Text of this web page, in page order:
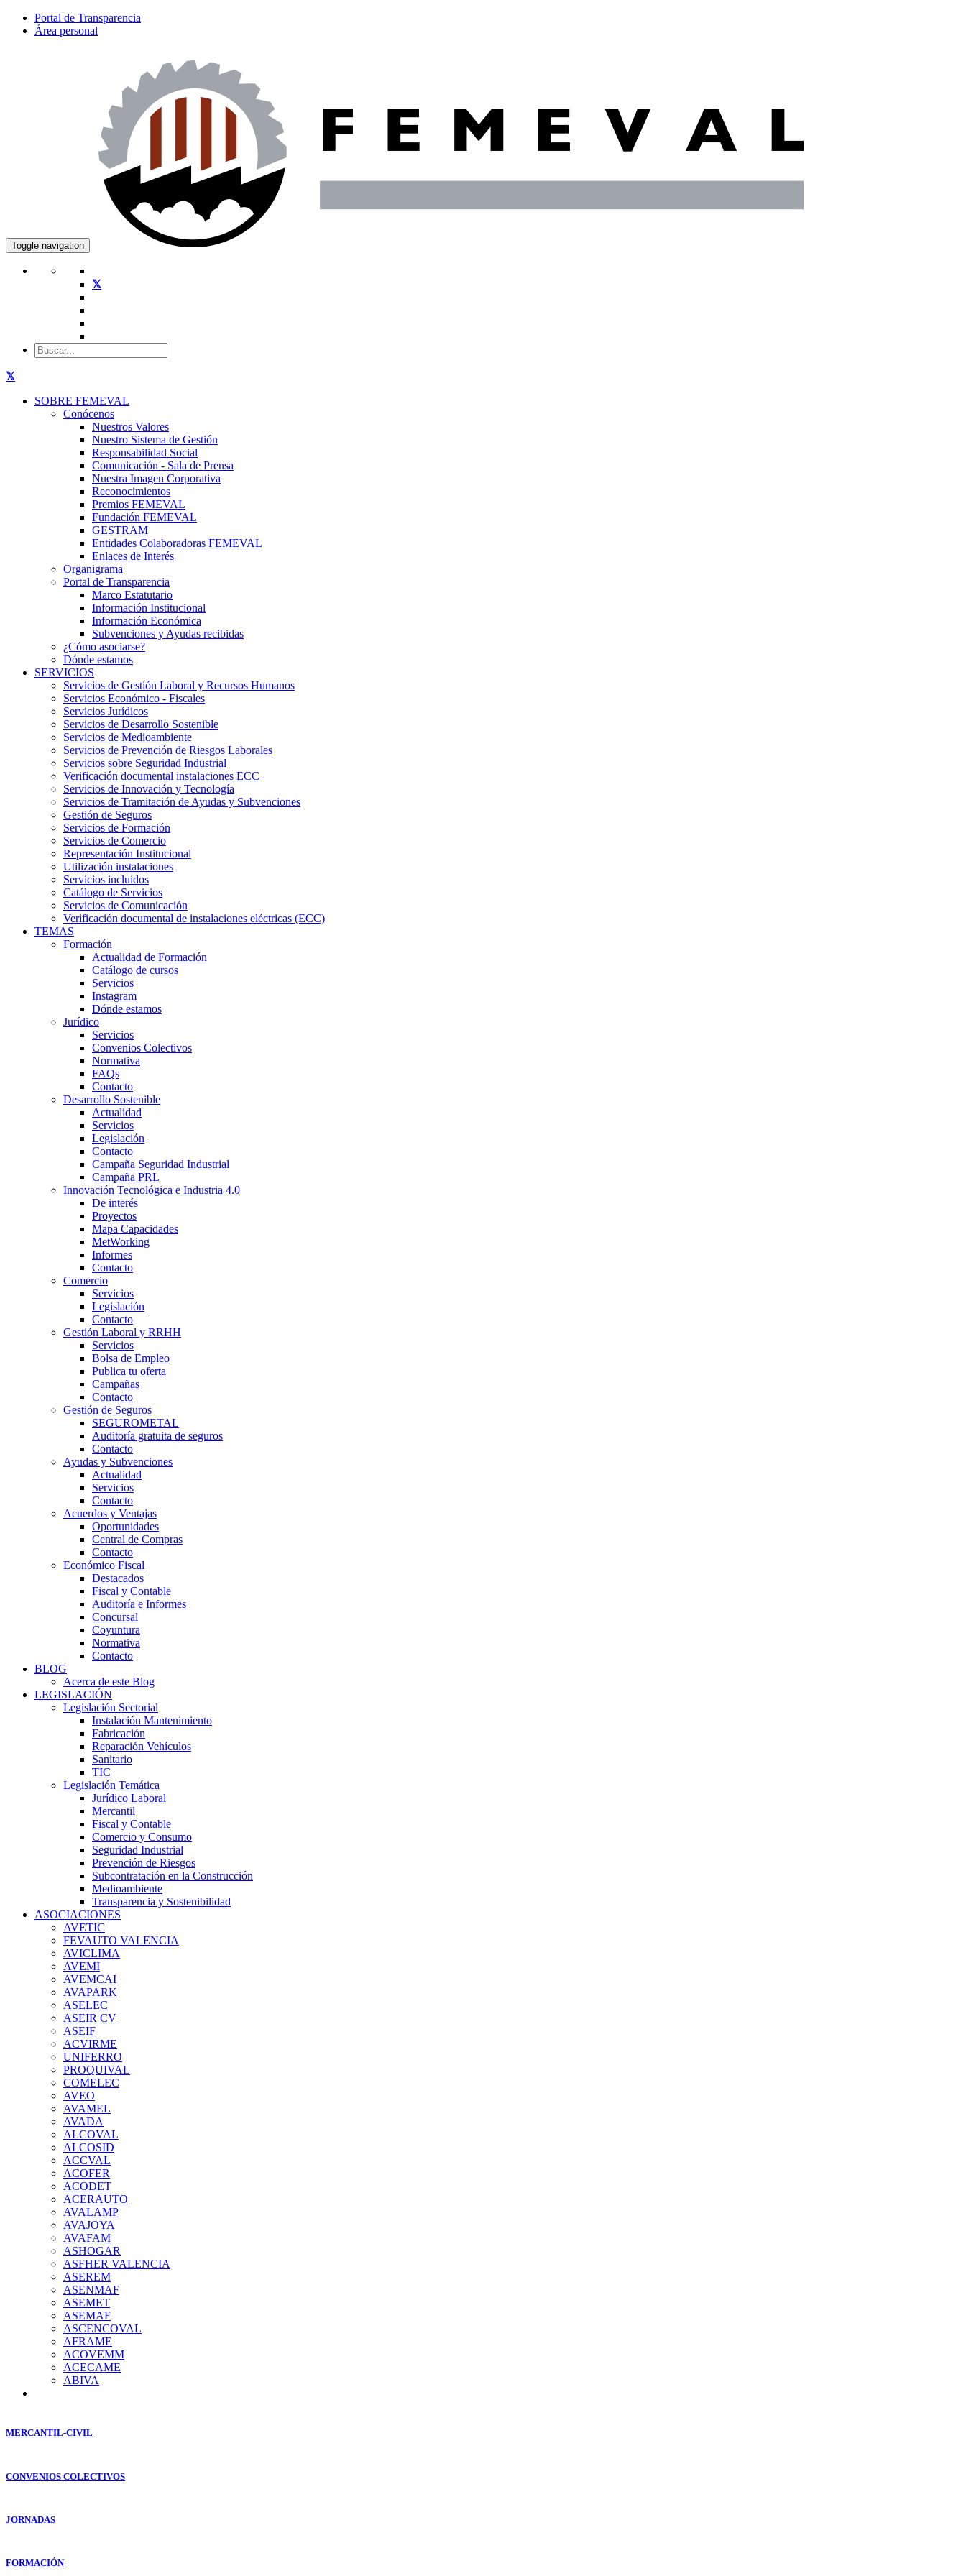
Portal de Transparencia
Área personal
Toggle navigation
SOBRE FEMEVAL
Conócenos
Nuestros Valores
Nuestro Sistema de Gestión
Responsabilidad Social
Comunicación - Sala de Prensa
Nuestra Imagen Corporativa
Reconocimientos
Premios FEMEVAL
Fundación FEMEVAL
GESTRAM
Entidades Colaboradoras FEMEVAL
Enlaces de Interés
Organigrama
Portal de Transparencia
Marco Estatutario
Información Institucional
Información Económica
Subvenciones y Ayudas recibidas
¿Cómo asociarse?
Dónde estamos
SERVICIOS
Servicios de Gestión Laboral y Recursos Humanos
Servicios Económico - Fiscales
Servicios Jurídicos
Servicios de Desarrollo Sostenible
Servicios de Medioambiente
Servicios de Prevención de Riesgos Laborales
Servicios sobre Seguridad Industrial
Verificación documental instalaciones ECC
Servicios de Innovación y Tecnología
Servicios de Tramitación de Ayudas y Subvenciones
Gestión de Seguros
Servicios de Formación
Servicios de Comercio
Representación Institucional
Utilización instalaciones
Servicios incluidos
Catálogo de Servicios
Servicios de Comunicación
Verificación documental de instalaciones eléctricas (ECC)
TEMAS
Formación
Actualidad de Formación
Catálogo de cursos
Servicios
Instagram
Dónde estamos
Jurídico
Servicios
Convenios Colectivos
Normativa
FAQs
Contacto
Desarrollo Sostenible
Actualidad
Servicios
Legislación
Contacto
Campaña Seguridad Industrial
Campaña PRL
Innovación Tecnológica e Industria 4.0
De interés
Proyectos
Mapa Capacidades
MetWorking
Informes
Contacto
Comercio
Servicios
Legislación
Contacto
Gestión Laboral y RRHH
Servicios
Bolsa de Empleo
Publica tu oferta
Campañas
Contacto
Gestión de Seguros
SEGUROMETAL
Auditoría gratuita de seguros
Contacto
Ayudas y Subvenciones
Actualidad
Servicios
Contacto
Acuerdos y Ventajas
Oportunidades
Central de Compras
Contacto
Económico Fiscal
Destacados
Fiscal y Contable
Auditoría e Informes
Concursal
Coyuntura
Normativa
Contacto
BLOG
Acerca de este Blog
LEGISLACIÓN
Legislación Sectorial
Instalación Mantenimiento
Fabricación
Reparación Vehículos
Sanitario
TIC
Legislación Temática
Jurídico Laboral
Mercantil
Fiscal y Contable
Comercio y Consumo
Seguridad Industrial
Prevención de Riesgos
Subcontratación en la Construcción
Medioambiente
Transparencia y Sostenibilidad
ASOCIACIONES
AVETIC
FEVAUTO VALENCIA
AVICLIMA
AVEMI
AVEMCAI
AVAPARK
ASELEC
ASEIR CV
ASEIF
ACVIRME
UNIFERRO
PROQUIVAL
COMELEC
AVEO
AVAMEL
AVADA
ALCOVAL
ALCOSID
ACCVAL
ACOFER
ACODET
ACERAUTO
AVALAMP
AVAJOYA
AVAFAM
ASHOGAR
ASFHER VALENCIA
ASEREM
ASENMAF
ASEMET
ASEMAF
ASCENCOVAL
AFRAME
ACOVEMM
ACECAME
ABIVA
MERCANTIL-CIVIL
CONVENIOS COLECTIVOS
JORNADAS
FORMACIÓN